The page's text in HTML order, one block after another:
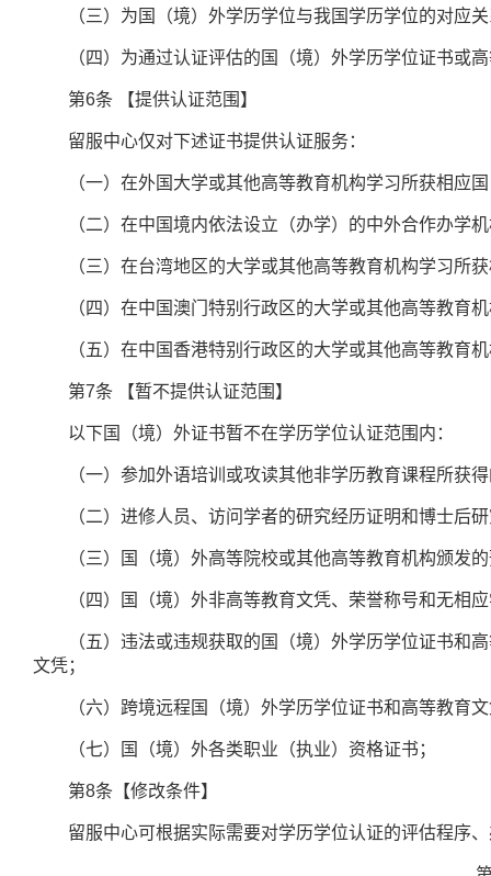
（三）为国（境）外学历学位与我国学历学位的对应关
（四）为通过认证评估的国（境）外学历学位证书或高
第6条 【提供认证范围】
留服中心仅对下述证书提供认证服务：
（一）在外国大学或其他高等教育机构学习所获相应国
（二）在中国境内依法设立（办学）的中外合作办学机
（三）在台湾地区的大学或其他高等教育机构学习所获
（四）在中国澳门特别行政区的大学或其他高等教育机
（五）在中国香港特别行政区的大学或其他高等教育机
第7条 【暂不提供认证范围】
以下国（境）外证书暂不在学历学位认证范围内：
（一）参加外语培训或攻读其他非学历教育课程所获得
（二）进修人员、访问学者的研究经历证明和博士后研
（三）国（境）外高等院校或其他高等教育机构颁发的
（四）国（境）外非高等教育文凭、荣誉称号和无相应
（五）违法或违规获取的国（境）外学历学位证书和高
文凭；
（六）跨境远程国（境）外学历学位证书和高等教育文
（七）国（境）外各类职业（执业）资格证书；
第8条【修改条件】
留服中心可根据实际需要对学历学位认证的评估程序、